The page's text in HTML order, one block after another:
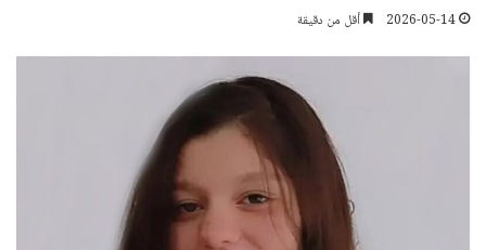
2026-05-14 أقل من دقيقة